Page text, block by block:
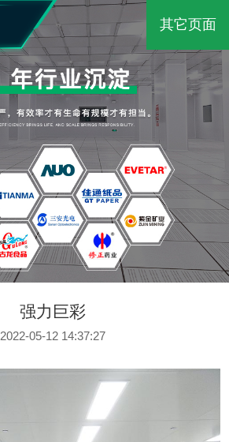
其它页面
强力巨彩
2022-05-12 14:37:27